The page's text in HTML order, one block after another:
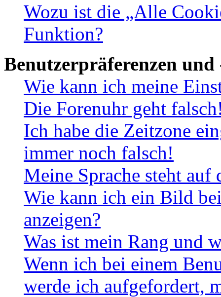
Wozu ist die „Alle
Funktion?
Benutzerpräferenzen und
Wie kann ich meine
Die Forenuhr geht
Ich habe die Zeitzone
immer noch falsch!
Meine Sprache steht
Wie kann ich ein Bild
anzeigen?
Was ist mein Rang und
Wenn ich bei einem
werde ich aufgefordert,